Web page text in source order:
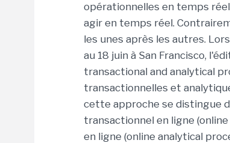
opérationnelles en temps
agir en temps réel.
les unes après les autres.
au 18 juin à San Francisco,
transactional and analytical
transactionnelles et
cette approche se distingue
transactionnel en ligne
en ligne (online analytical